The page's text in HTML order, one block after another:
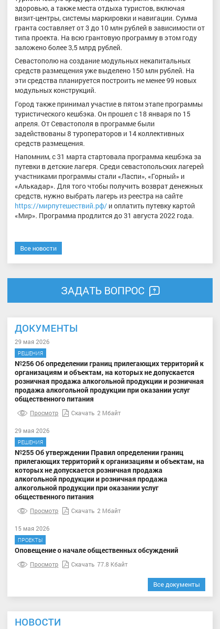
здоровью, а также места отдыха туристов, включая
визит-центры, системы маркировки и навигации. Сумма
гранта составляет от 3 до 10 млн рублей в зависимости от
типа проекта. На всю грантовую программу в этом году
заложено более 3,5 млрд рублей.
Севастополю на создание модульных некапитальных
средств размещения уже выделено 150 млн рублей. На
эти средства планируется построить не менее 99 новых
модульных конструкций.
Город также принимал участие в пятом этапе программы
туристического кешбэка. Он прошел с 18 января по 15
апреля. От Севастополя в программе были
задействованы 8 туроператоров и 14 коллективных
средств размещения.
Напомним, с 31 марта стартовала программа кешбэка за
путевки в детские лагеря. Среди севастопольских лагерей
участниками программы стали «Ласпи», «Горный» и
«Алькадар». Для того чтобы получить возврат денежных
средств, нужно выбрать лагерь из реестра на сайте
https://мирпутешествий.рф/ и оплатить путевку картой
«Мир». Программа продлится до 31 августа 2022 года.
Все новости
ЗАДАТЬ ВОПРОС
ДОКУМЕНТЫ
29 мая 2026
РЕШЕНИЯ
№256 Об определении границ прилегающих территорий к
организациям и объектам, на которых не допускается
розничная продажа алкогольной продукции и розничная
продажа алкогольной продукции при оказании услуг
общественного питания
Просмотр Скачать 2 Мбайт
29 мая 2026
РЕШЕНИЯ
№255 Об утверждении Правил определении границ
прилегающих территорий к организациям и объектам, на
которых не допускается розничная продажа
алкогольной продукции и розничная продажа
алкогольной продукции при оказании услуг
общественного питания
Просмотр Скачать 2 Мбайт
15 мая 2026
ПРОЕКТЫ
Оповещение о начале общественных обсуждений
Просмотр Скачать 77.8 Кбайт
Все документы
НОВОСТИ